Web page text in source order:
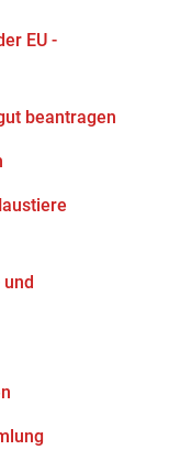
EU -
beantragen